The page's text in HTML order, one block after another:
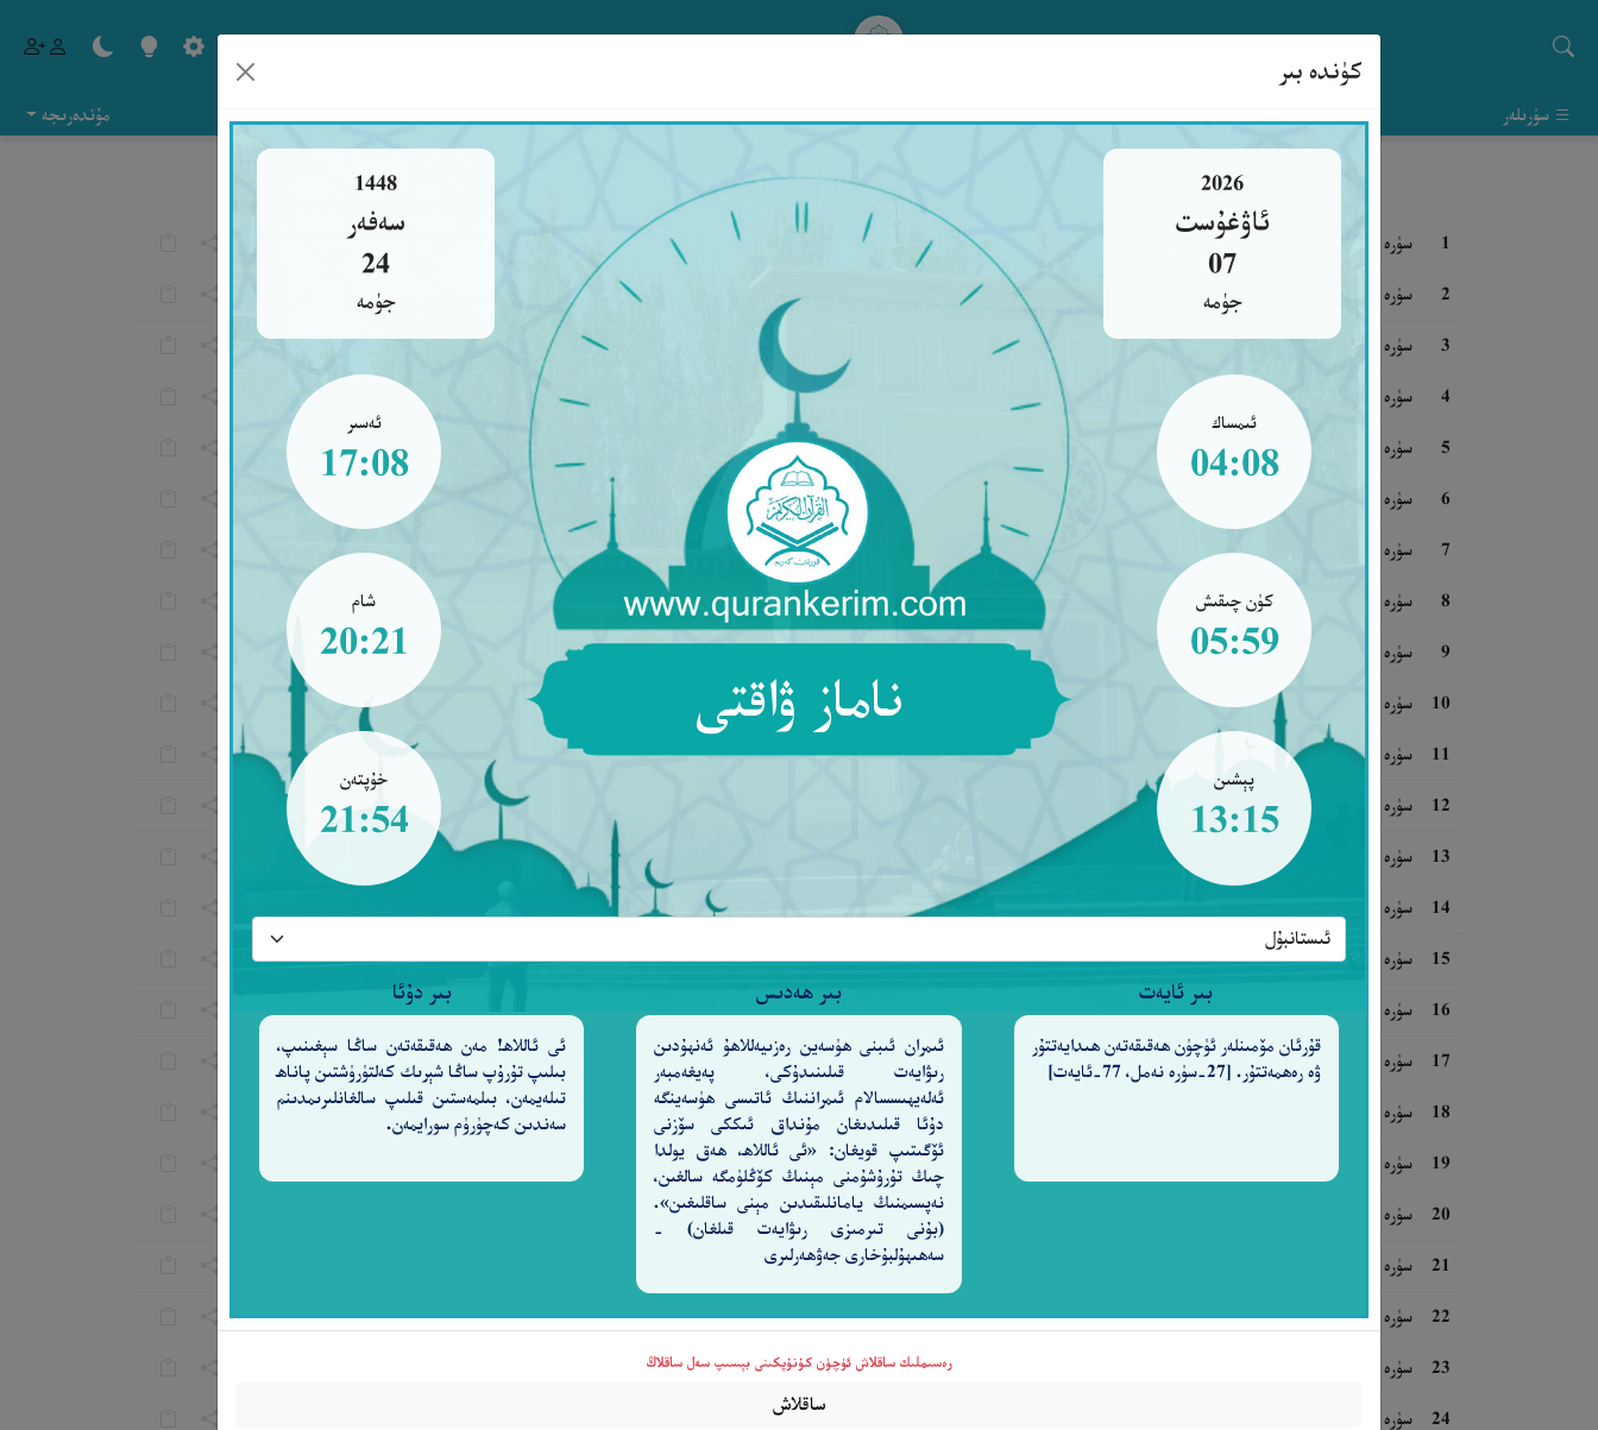
كۈندە بىر
2026
ئاۋغۇست
07
جۈمە
1448
سەفەر
24
جۈمە
ئىمساك
04:08
كۈن چىقىش
05:59
پېشىن
13:15
ناماز ۋاقتى
ئەسىر
17:08
شام
20:21
خۇپتەن
21:54
بىر ئايەت
قۇرئان مۆمىنلەر ئۈچۈن ھەقىقەتەن ھىدايەتتۇر
ۋە رەھمەتتۇر. [27-سۈرە نەمل، 77-ئايەت]
بىر ھەدىس
ئىمران ئىبنى ھۈسەين رەزىيەللاھۇ ئەنھۇدىن
رىۋايەت قىلىنىدۇكى، پەيغەمبەر
ئەلەيھىسسالام ئىمراننىڭ ئاتىسى ھۈسەينگە
دۇئا قىلىدىغان مۇنداق ئىككى سۆزنى
ئۆگىتىپ قويغان: «ئى ئاللاھ، ھەق يولدا
چىڭ تۇرۇشۇمنى مېنىڭ كۆڭلۈمگە سالغىن،
نەپسىمنىڭ يامانلىقىدىن مېنى ساقلىغىن».
(بۇنى تىرمىزى رىۋايەت قىلغان) -
سەھىھۇلبۇخارى جەۋھەرلىرى
بىر دۇئا
ئى ئاللاھ! مەن ھەقىقەتەن ساڭا سېغىنىپ،
بىلىپ تۇرۇپ ساڭا شېرىك كەلتۈرۈشتىن پاناھ
تىلەيمەن، بىلمەستىن قىلىپ سالغانلىرىمدىنم
سەندىن كەچۈرۈم سورايمەن.
رەسىملىك ساقلاش ئۈچۈن كۇنۇپكىنى بېسىپ سەل ساقلاڭ
ساقلاش
سۈرىلەر مۇندەرىجە
تىلاۋەت قىلغۇچى: ئىبراھىم جىبرىين
1 سۈرە فاتىھە
2 سۈرە بەقەرە
3 سۈرە ئالئىمران
4 سۈرە نىسا
5 سۈرە مائىدە
6 سۈرە ئەنئام
7 سۈرە ئەئراف
8 سۈرە ئەنفال
9 سۈرە تەۋبە
10 سۈرە يۈنۈس
11 سۈرە ھۇد
12 سۈرە يۈسۈف
13 سۈرە رەئىد
14 سۈرە ئىبراھىم
15 سۈرە ھىجر
16 سۈرە نەھل
17 سۈرە ئىسرا
18 سۈرە كەھف
19 سۈرە مەريەم
20 سۈرە تاھا
21 سۈرە ئەنبىيا
22 سۈرە ھەج
23 سۈرە مۇئمىنۇن
24 سۈرە نۇر